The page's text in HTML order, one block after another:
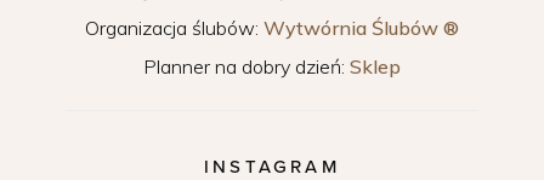
Organizacja ślubów: Wytwórnia Ślubów ®
Planner na dobry dzień: Sklep
INSTAGRAM